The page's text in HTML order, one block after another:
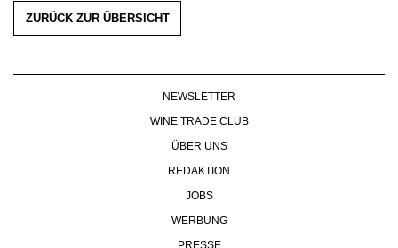
ZURÜCK ZUR ÜBERSICHT
NEWSLETTER
WINE TRADE CLUB
ÜBER UNS
REDAKTION
JOBS
WERBUNG